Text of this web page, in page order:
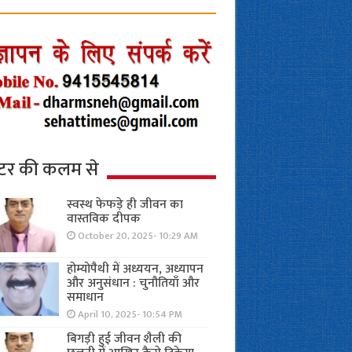
की कलम से
स्वस्थ फेफड़े ही जीवन का
वास्तविक दीपक
October 20, 2025- 10:29 AM
होम्योपैथी में अध्ययन, अध्यापन
और अनुसंधान : चुनौतियाँ और
समाधान
April 10, 2025- 10:54 PM
बिगड़ी हुई जीवन शैली की